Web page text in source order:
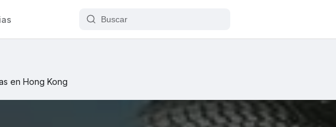
en Hong Kong